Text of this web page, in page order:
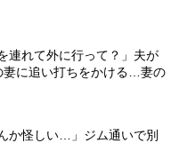
連れて外に行って？」夫が
妻に追い打ちをかける…妻の
か怪しい…」ジム通いで別